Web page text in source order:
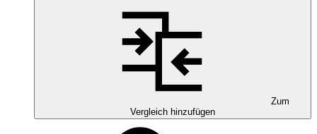
Zum
Vergleich hinzufügen